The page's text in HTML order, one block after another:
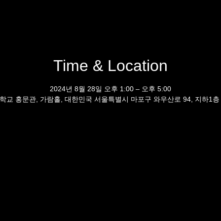
Time & Location
2024년 8월 28일 오후 1:00 – 오후 5:00
교 홍문관, 가람홀, 대한민국 서울특별시 마포구 와우산로 94, 지하1